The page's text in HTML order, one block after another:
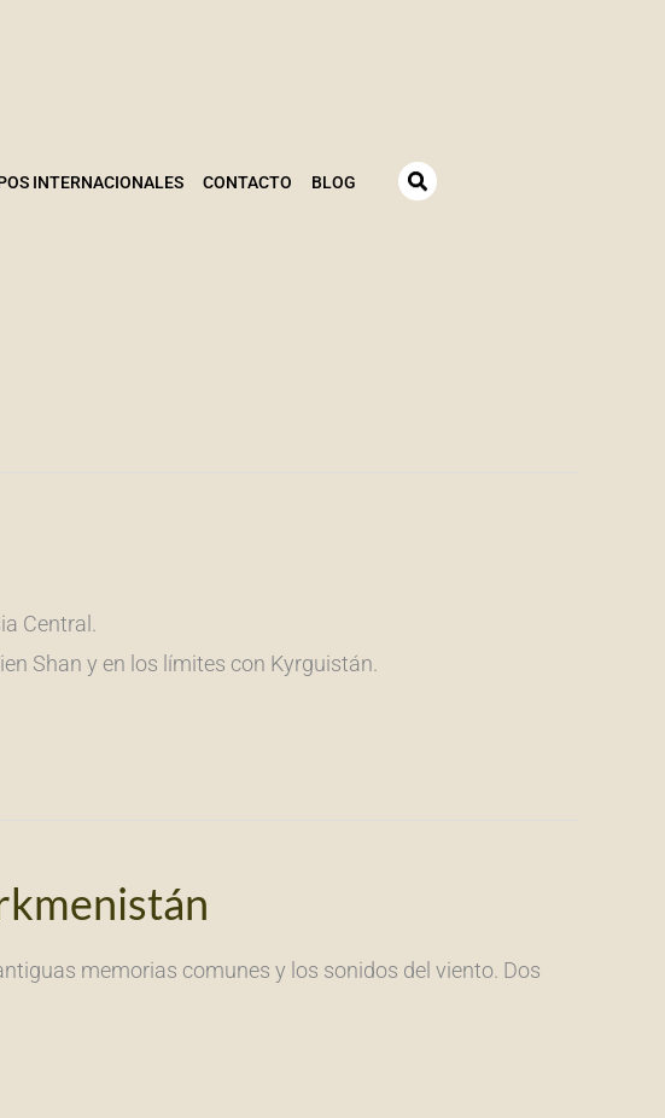
INTERNACIONALES CONTACTO BLOG
Central.
Shan y en los límites con Kyrguistán.
memorias comunes y los sonidos del viento. Dos